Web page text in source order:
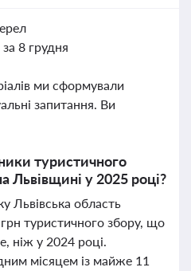
8 грудня
ми сформували
запитання. Ви
туристичного
Львівщині у 2025 році?
Львівська область
туристичного збору, що
ніж у 2024 році.
місяцем із майже 11